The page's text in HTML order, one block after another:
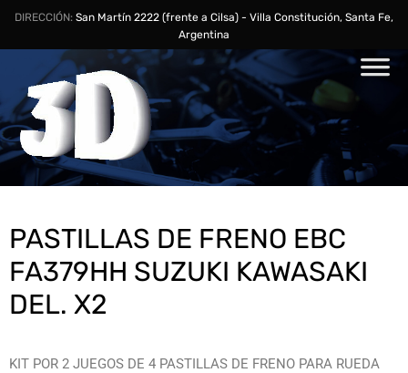
DIRECCIÓN: San Martín 2222 (frente a Cilsa) - Villa Constitución, Santa Fe,
Argentina
PASTILLAS DE FRENO EBC
FA379HH SUZUKI KAWASAKI
DEL. X2
KIT POR 2 JUEGOS DE 4 PASTILLAS DE FRENO PARA RUEDA